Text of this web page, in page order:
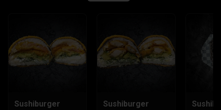
Sushiburger
Sushiburger